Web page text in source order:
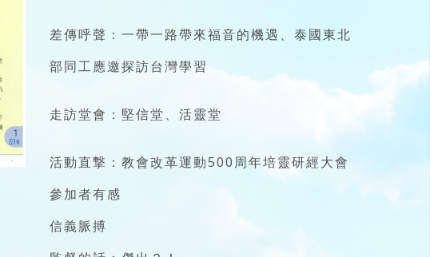
差傳呼聲：一帶一路帶來福音的機遇、泰國東北
部同工應邀探訪台灣學習
走訪堂會：堅信堂、活靈堂
活動直撃：教會改革運動500周年培靈研經大會
參加者有感
信義脈搏